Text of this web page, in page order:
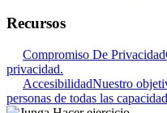
Recursos
Compromiso De Privacidad
privacidad.
AccesibilidadNuestro
personas de todas las